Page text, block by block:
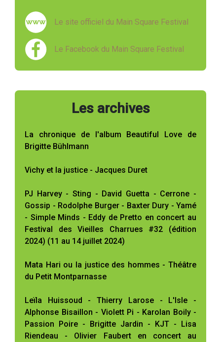
Le site officiel du Main Square Festival
Le Facebook du Main Square Festival
Les archives
La chronique de l'album Beautiful Love de
Brigitte Bühlmann
Vichy et la justice - Jacques Duret
PJ Harvey - Sting - David Guetta - Cerrone -
Gossip - Rodolphe Burger - Baxter Dury - Yamé
- Simple Minds - Eddy de Pretto en concert au
Festival des Vieilles Charrues #32 (édition
2024) (11 au 14 juillet 2024)
Mata Hari ou la justice des hommes - Théâtre
du Petit Montparnasse
Leïla Huissoud - Thierry Larose - L'Isle -
Alphonse Bisaillon - Violett Pi - Karolan Boily -
Passion Poire - Brigitte Jardin - KJT - Lisa
Riendeau - Olivier Faubert en concert au